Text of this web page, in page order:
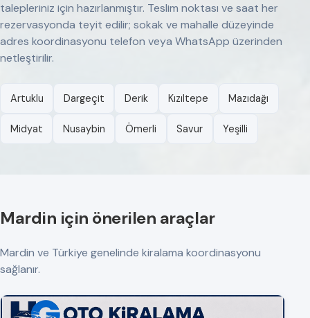
talepleriniz için hazırlanmıştır. Teslim noktası ve saat her
rezervasyonda teyit edilir; sokak ve mahalle düzeyinde
adres koordinasyonu telefon veya WhatsApp üzerinden
netleştirilir.
Artuklu Dargeçit Derik Kızıltepe Mazıdağı
Midyat Nusaybin Ömerli Savur Yeşilli
Mardin için önerilen araçlar
Mardin ve Türkiye genelinde kiralama koordinasyonu
sağlanır.